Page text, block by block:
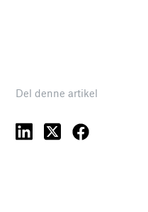
Del denne artikel